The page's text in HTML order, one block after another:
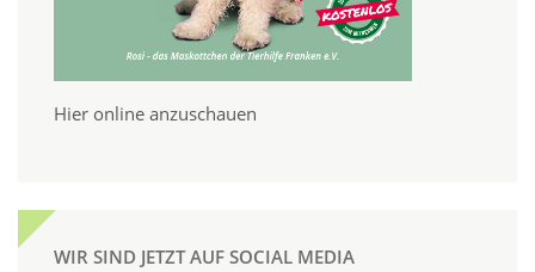
Hier online anzuschauen
WIR SIND JETZT AUF SOCIAL MEDIA